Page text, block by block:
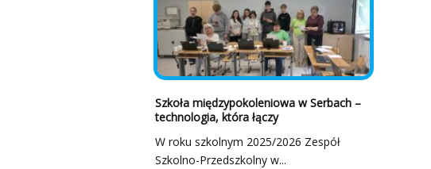
Szkoła międzypokoleniowa w Serbach –
technologia, która łączy
W roku szkolnym 2025/2026 Zespół
Szkolno-Przedszkolny w...